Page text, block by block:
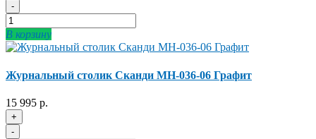
-
В корзину
Журнальный столик Сканди МН-036-06 Графит
15 995 р.
+
-